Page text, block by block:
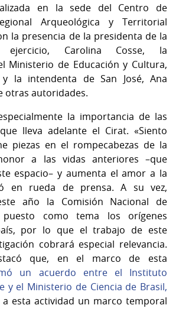
en la sede del Centro de
Arqueológica y Territorial
la presencia de la presidenta de la
ejercicio, Carolina Cosse, la
Ministerio de Educación y Cultura,
y la intendenta de San José, Ana
otras autoridades.
la importancia de las
lleva adelante el Cirat. «Siento
piezas en el rompecabezas de la
a las vidas anteriores –que
espacio– y aumenta el amor a la
en rueda de prensa. A su vez,
año la Comisión Nacional de
como tema los orígenes
por lo que el trabajo de este
cobrará especial relevancia.
que, en el marco de esta
un acuerdo entre el Instituto
y el Ministerio de Ciencia de Brasil,
esta actividad un marco temporal